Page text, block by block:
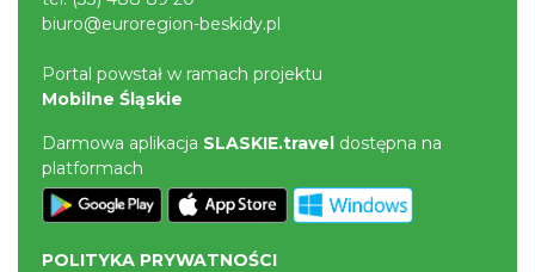
biuro@euroregion-beskidy.pl
Portal powstał w ramach projektu
Mobilne Śląskie
Darmowa aplikacja SLASKIE.travel dostępna na
platformach
POLITYKA PRYWATNOŚCI